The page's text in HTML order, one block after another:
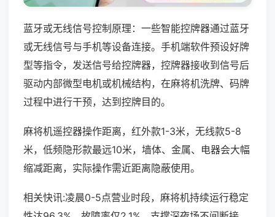
蓝牙或无线信号控制原理：一些智能控牌器通过蓝牙
或无线信号与手机等设备连接。手机端软件预设好牌
型等指令，发送信号给控牌器，控牌器接收到信号后
驱动内部微型电机或机械结构，在麻将机洗牌、码牌
过程中进行干预，达到控牌目的。
麻将机遥控器操作距离，红外款1-3米，无线款5-8
米，低频隐形款最远10米，墙体、金属、电器会大幅
缩减距离，实际操作需近距离隐蔽使用。
相关快讯:凌晨0-5点营业时段，麻将机持续运行稳定